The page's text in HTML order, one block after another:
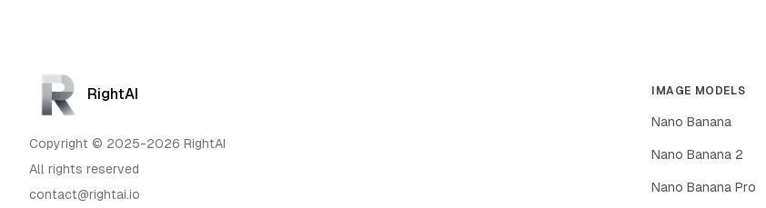
RightAI
Copyright © 2025-2026 RightAI
All rights reserved
contact@rightai.io
IMAGE MODELS
Nano Banana
Nano Banana 2
Nano Banana Pro